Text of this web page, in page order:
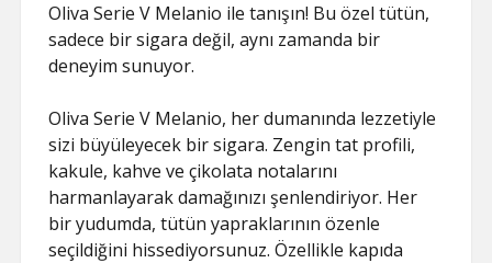
Oliva Serie V Melanio ile tanışın! Bu özel tütün,
sadece bir sigara değil, aynı zamanda bir
deneyim sunuyor.
Oliva Serie V Melanio, her dumanında lezzetiyle
sizi büyüleyecek bir sigara. Zengin tat profili,
kakule, kahve ve çikolata notalarını
harmanlayarak damağınızı şenlendiriyor. Her
bir yudumda, tütün yapraklarının özenle
seçildiğini hissediyorsunuz. Özellikle kapıda